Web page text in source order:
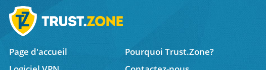
Page d'accueil
Pourquoi Trust.Zone?